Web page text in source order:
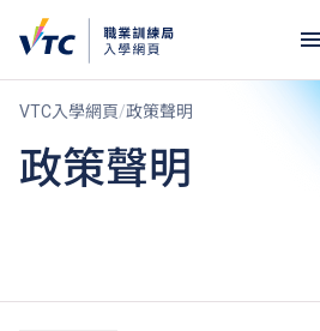
VTC入學網頁 政策聲明
政策聲明